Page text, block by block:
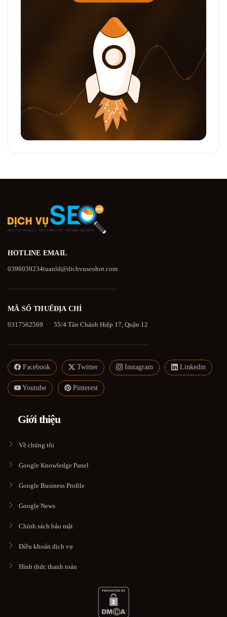
HOTLINE
0396039234
EMAIL
tuanld@dichvuseohot.com
MÃ SỐ THUẾ
0317562569
ĐỊA CHỈ
55/4 Tân Chánh Hiệp 17, Quận 12
Facebook Twitter Instagram Linkedin
Youtube Pinterest
Giới thiệu
Về chúng tôi
Google Knowledge Panel
Google Business Profile
Google News
Chính sách bảo mật
Điều khoản dịch vụ
Hình thức thanh toán